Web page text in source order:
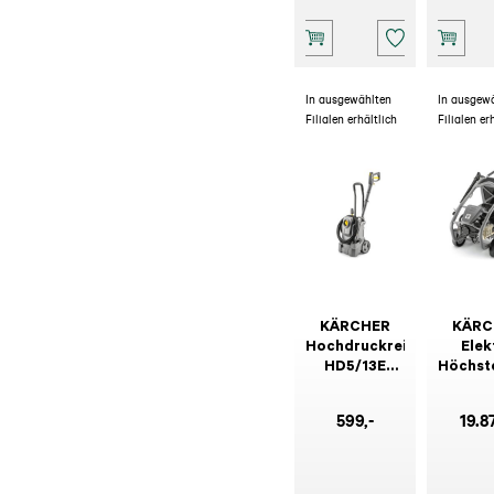
In ausgewählten
Filialen erhältlich
KÄRCHER
Hochdruckreiniger
HD5/13E
599,-
In
Filialen